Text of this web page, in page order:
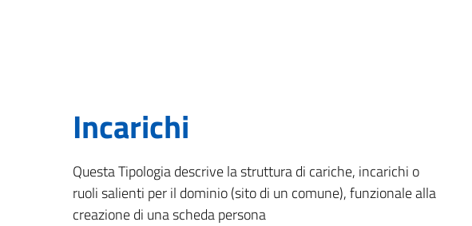
Incarichi
Questa Tipologia descrive la struttura di cariche, incarichi o
ruoli salienti per il dominio (sito di un comune), funzionale alla
creazione di una scheda persona